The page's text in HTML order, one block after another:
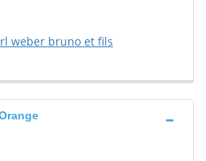
weber bruno et fils